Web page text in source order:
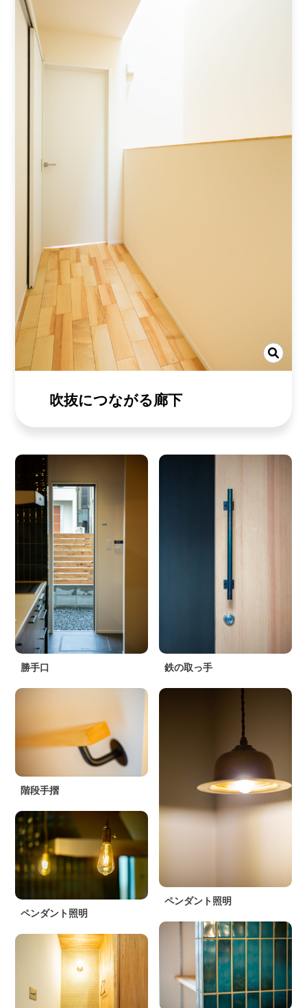
吹抜につながる廊下
勝手口 鉄の取っ手
階段手摺
ペンダント照明
ペンダント照明